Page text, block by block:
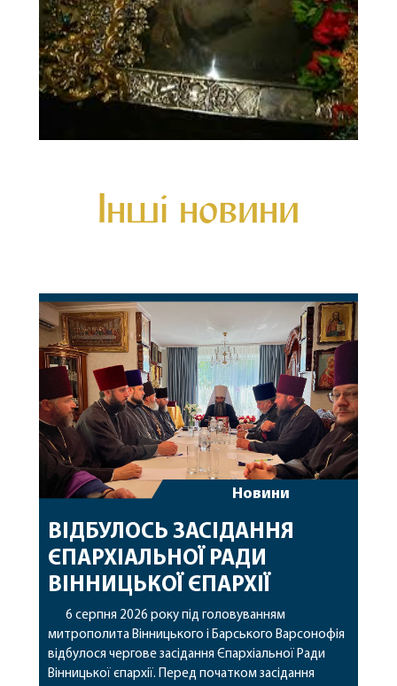
Інші новини
Новини
ВІДБУЛОСЬ ЗАСІДАННЯ
ЄПАРХІАЛЬНОЇ РАДИ
ВІННИЦЬКОЇ ЄПАРХІЇ
6 серпня 2026 року під головуванням
митрополита Вінницького і Барського Варсонофія
відбулося чергове засідання Єпархіальної Ради
Вінницької єпархії. Перед початком засідання